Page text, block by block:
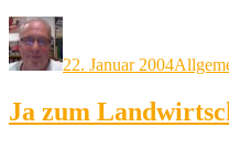
Autor
Veröffentlicht
am
22. Januar 2004
Ja zum